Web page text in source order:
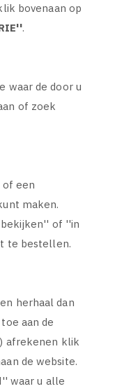
bovenaan op
.
waar de door u
of zoek
of een
maken.
of ''in
te bestellen.
herhaal dan
aan de
afrekenen klik
de website.
waar u alle